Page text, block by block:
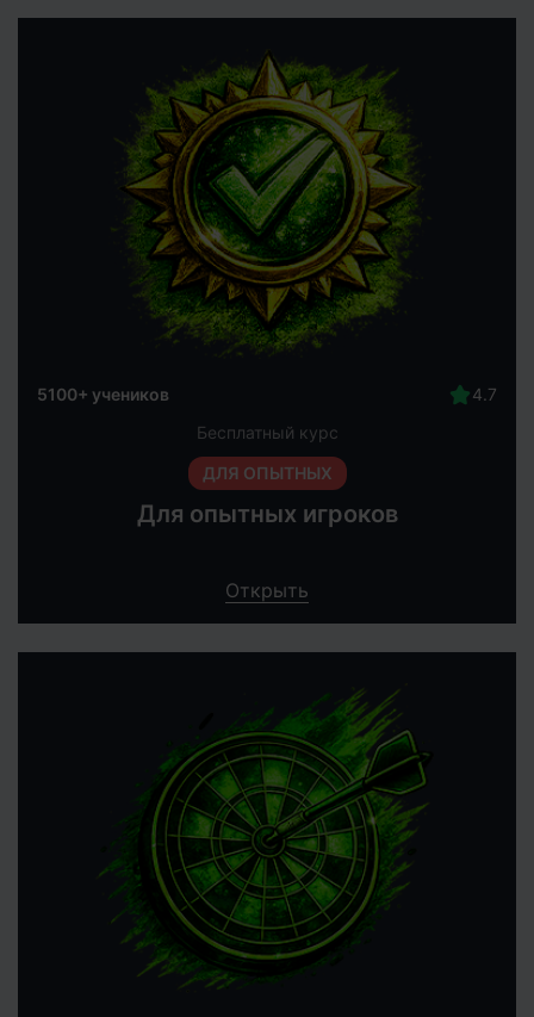
5100+ учеников
Бесплатный курс
ДЛЯ ОПЫТНЫХ
Для опытных игроков
Открыть